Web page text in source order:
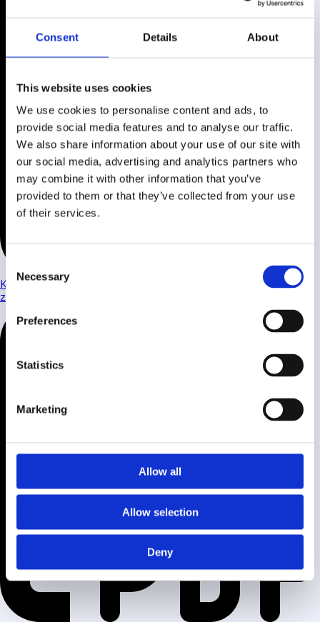
Consent Details About
This website uses cookies
We use cookies to personalise content and ads, to
provide social media features and to analyse our traffic.
We also share information about your use of our site with
our social media, advertising and analytics partners who
may combine it with other information that you’ve
provided to them or that they’ve collected from your use
of their services.
Selection
Necessary
Preferences
Statistics
Marketing
Allow all
Allow selection
Deny
Kaveluitgiftedocument-Bijlage-6-Verklaring-
zekerheidsstelling.pdf